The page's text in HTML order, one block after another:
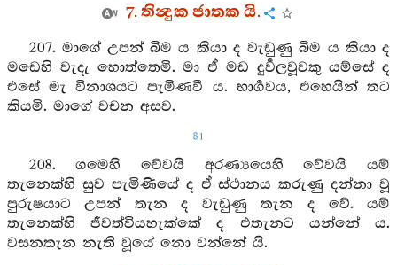
7. තින්‍දුක ජාතක යි.
207. මාගේ උපන් බිම ය කියා ද වැඩුණු බිම ය කියා ද
මඩෙහි වැදැ හොත්තෙමි. මා ඒ මඩ දුර්‍වලවූවකු යම්සේ ද
එසේ මැ විනාශයට පැමිණවී ය. භාර්‍ගවය, එහෙයින් තට
කියමි. මාගේ වචන අසව.
81
208. ගමෙහි වේවයි අරණ්‍යයෙහි වේවයි යම්
තැනෙක්හි සුව පැමිණියේ ද ඒ ස්ථානය කරුණු දන්නා වූ
පුරුෂයාට උපන් තැන ද වැඩුණු තැන ද වේ. යම්
තැනෙක්හි ජීවත්වියහැක්කේ ද එතැනට යන්නේ ය.
වසනතැන නැති වූයේ නො වන්නේ යි.